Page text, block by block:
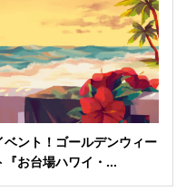
ント！ゴールデンウィー
お台場ハワイ・...